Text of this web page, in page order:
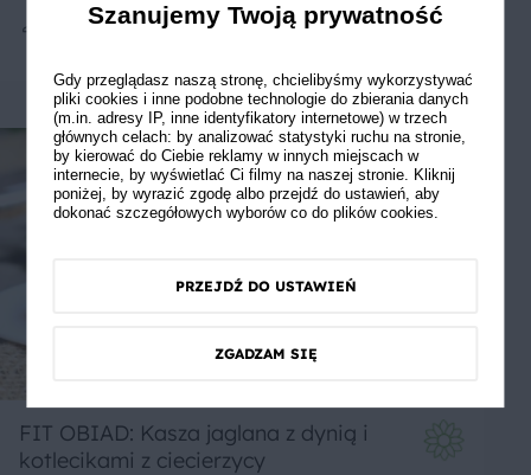
FIT OBIAD: Kasza jaglana z dynią i
kotlecikami z ciecierzycy
Szanujemy Twoją prywatność
Gdy przeglądasz naszą stronę, chcielibyśmy wykorzystywać
pliki cookies i inne podobne technologie do zbierania danych
(m.in. adresy IP, inne identyfikatory internetowe) w trzech
głównych celach: by analizować statystyki ruchu na stronie,
by kierować do Ciebie reklamy w innych miejscach w
internecie, by wyświetlać Ci filmy na naszej stronie. Kliknij
poniżej, by wyrazić zgodę albo przejdź do ustawień, aby
dokonać szczegółowych wyborów co do plików cookies.
PRZEJDŹ DO USTAWIEŃ
ZGADZAM SIĘ